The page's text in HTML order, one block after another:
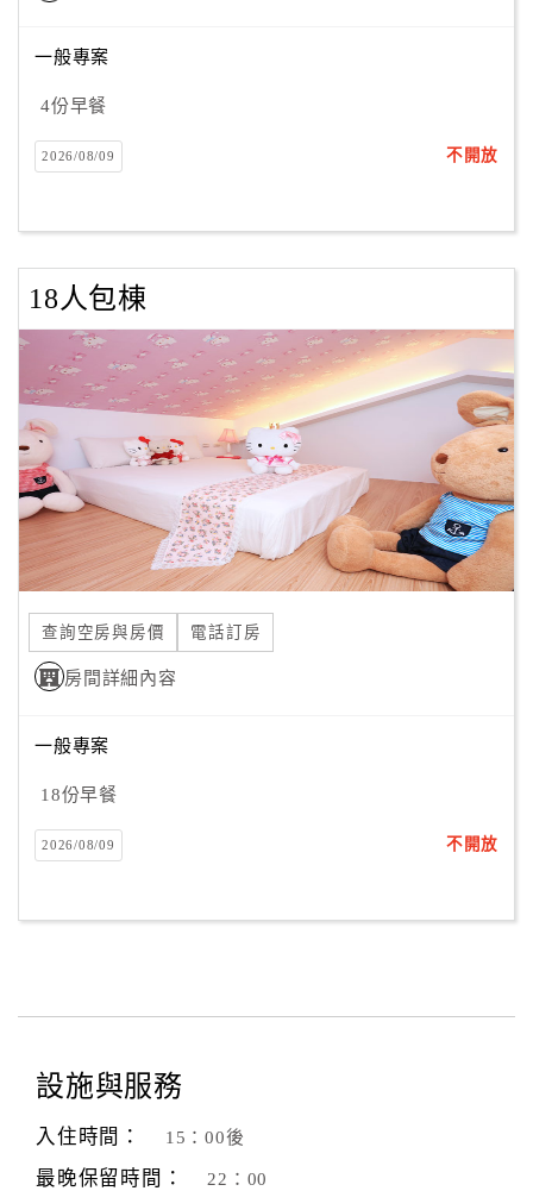
一般專案
4份早餐
2026/08/09 不開放
18人包棟
查詢空房與房價 電話訂房
房間詳細內容
一般專案
18份早餐
2026/08/09 不開放
設施與服務
入住時間： 15：00後
最晚保留時間： 22：00